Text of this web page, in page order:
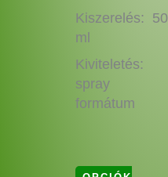
Kiszerelés: 50
ml
Kiviteletés:
spray
formátum